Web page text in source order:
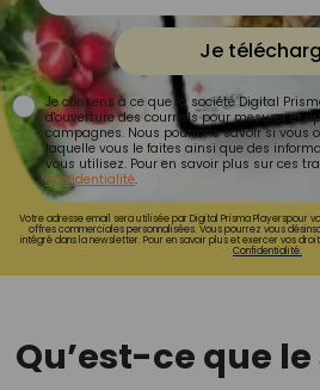
Je
Je consens à ce que la société Digital
d'ouverture des courriels pour mesurer et
campagnes. Nous pourrons savoir si vous
laquelle vous le faites ainsi que des
vous utilisez. Pour en savoir plus sur ces
confidentialité.
Votre adresse email sera utilisée par Digital Prisma Playerspour
offres commerciales personnalisées. Vous pourrez vous
intégré dans la newsletter. Pour en savoir plus et exercer vos
Confidentialité.
Qu’est-ce que